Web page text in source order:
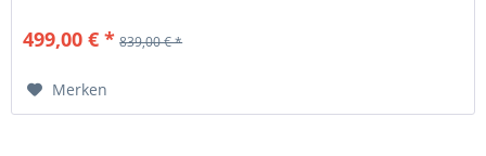
499,00 € * 839,00 € *
Merken